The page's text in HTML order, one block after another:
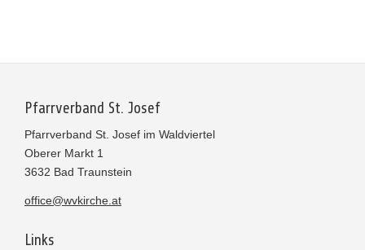
Pfarrverband St. Josef
Pfarrverband St. Josef im Waldviertel
Oberer Markt 1
3632 Bad Traunstein
office@wvkirche.at
Links